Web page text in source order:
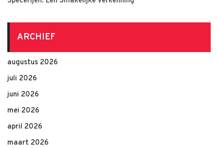
ARCHIEF
augustus 2026
juli 2026
juni 2026
mei 2026
april 2026
maart 2026